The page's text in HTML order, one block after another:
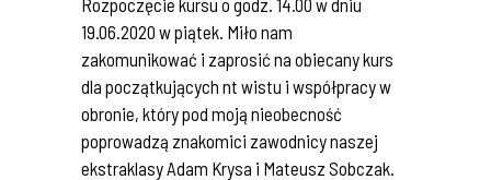
Rozpoczęcie kursu o godz. 14.00 w dniu
19.06.2020 w piątek. Miło nam
zakomunikować i zaprosić na obiecany kurs
dla początkujących nt wistu i współpracy w
obronie, który pod moją nieobecność
poprowadzą znakomici zawodnicy naszej
ekstraklasy Adam Krysa i Mateusz Sobczak.